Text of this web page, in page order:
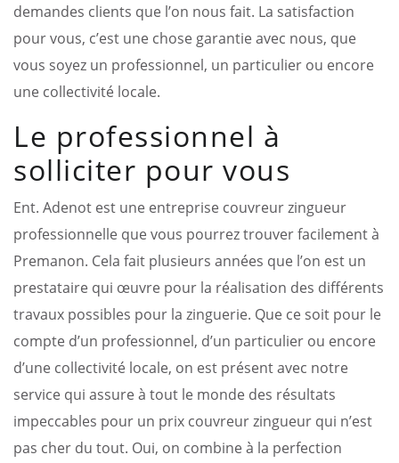
demandes clients que l’on nous fait. La satisfaction
pour vous, c’est une chose garantie avec nous, que
vous soyez un professionnel, un particulier ou encore
une collectivité locale.
Le professionnel à
solliciter pour vous
Ent. Adenot est une entreprise couvreur zingueur
professionnelle que vous pourrez trouver facilement à
Premanon. Cela fait plusieurs années que l’on est un
prestataire qui œuvre pour la réalisation des différents
travaux possibles pour la zinguerie. Que ce soit pour le
compte d’un professionnel, d’un particulier ou encore
d’une collectivité locale, on est présent avec notre
service qui assure à tout le monde des résultats
impeccables pour un prix couvreur zingueur qui n’est
pas cher du tout. Oui, on combine à la perfection